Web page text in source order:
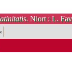
. Niort : L.